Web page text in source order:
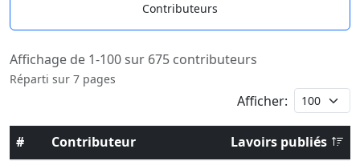
Contributeurs
Affichage de 1-100 sur 675 contributeurs
Réparti sur 7 pages
Afficher:
# Contributeur
Lavoirs publiés